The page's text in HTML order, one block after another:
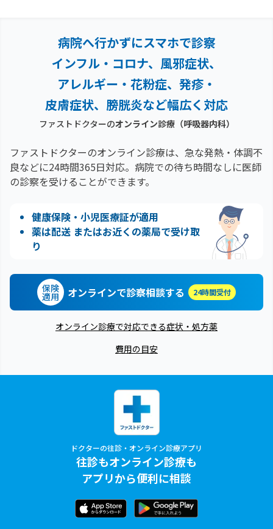
病院へ行かずにスマホで診察
インフル・コロナ、風邪症状、
アレルギー・花粉症、 発疹・
皮膚症状、膀胱炎など幅広く対応
ファストドクターのオンライン診療（呼吸器内科）
ファストドクターのオンライン診療は、急な発熱・体調不
良などに24時間365日対応。 病院での待ち時間なしに医師
の診察を受けることができます。
健康保険・小児医療証が適用
薬は配送 またはお近くの薬局で受け取
り
保険
適用 オンラインで診察相談する 24時間受付
オンライン診療で対応できる症状・処方薬
費用の目安
ドクターの往診・オンライン診療アプリ
往診もオンライン診療も
アプリから便利に相談